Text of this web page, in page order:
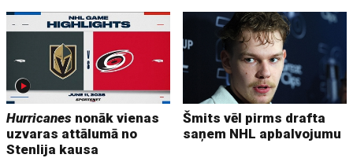
Hurricanes nonāk vienas
uzvaras attālumā no
Stenlija kausa
Šmits vēl pirms drafta
saņem NHL apbalvojumu